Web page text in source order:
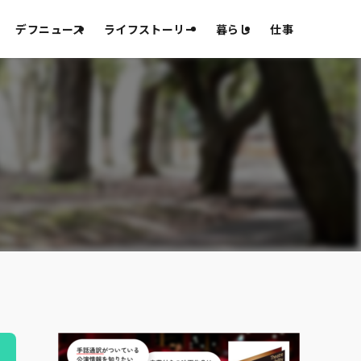
デフニュース ライフストーリー 暮らし 仕事